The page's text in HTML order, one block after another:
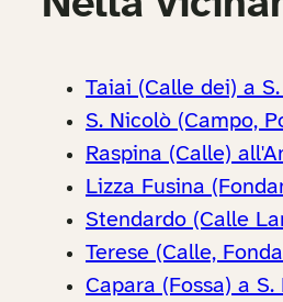
Taiai (Calle dei) a
S. Nicolò (Campo,
Raspina (Calle)
Lizza Fusina
Stendardo (Calle
Terese (Calle,
Capara (Fossa) a S.